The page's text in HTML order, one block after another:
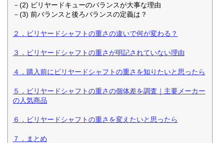
－(2) ビリヤードキューのバランスが大事な理由
－(3) 前バランスと後ろバランスの定義は？
２．ビリヤードシャフトの重さの違いで何が変わる？
３．ビリヤードシャフトの重さが明記されていない理由
４．購入前にビリヤードシャフトの重さを知りたいと思ったら
５．ビリヤードシャフトの重さの個体差を調査｜主要メーカー
の人気商品
６．ビリヤードシャフトの重さを変えたいと思ったら
７．まとめ